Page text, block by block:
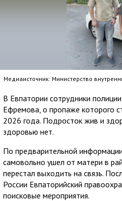
Медиаисточник: Министерство
В Евпатории сотрудники
Ефремова, о пропаже которого
2026 года. Подросток жив и
здоровью нет.
По предварительной
самовольно ушел от матери в
перестал выходить на связь.
России Евпаторийский
поисковые мероприятия.